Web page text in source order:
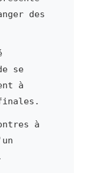
des
se
à
à